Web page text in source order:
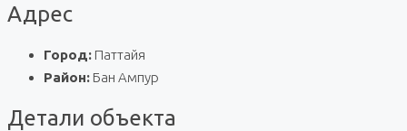
Адрес
Город: Паттайя
Район: Бан Ампур
Детали объекта